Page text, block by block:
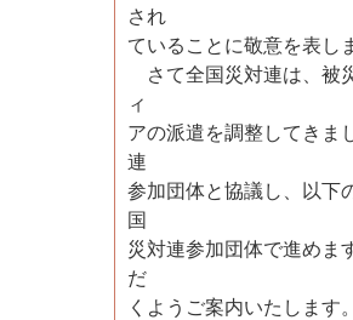
され
ていることに敬意を表し
さて全国災対連は、被
ィ
アの派遣を調整してきま
連
参加団体と協議し、以下
国
災対連参加団体で進めま
だ
くようご案内いたします。